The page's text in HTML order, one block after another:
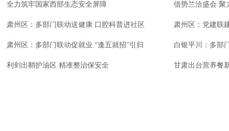
全力筑牢国家西部生态安全屏障 借势兰洽盛会 聚
肃州区：多部门联动送健康 口腔科普进社区 肃州区：党建联
肃州区：多部门联动促就业 “逢五就招”引归 白银平川：多部
利剑出鞘护油区 精准整治保安全 甘肃出台营养餐